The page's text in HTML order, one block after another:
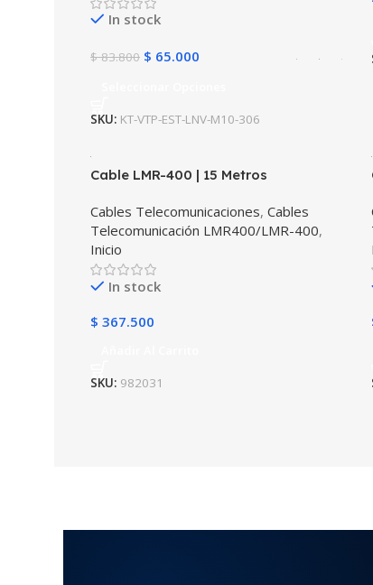
In stock
$83.800 $ 65.000
SKU: KT-VTP-EST-LNV-M10-306
Cable LMR-400 | 15 Metros
Cables Telecomunicaciones, Cables
Telecomunicación LMR400/LMR-400,
Inicio
In stock
$ 367.500
SKU: 982031